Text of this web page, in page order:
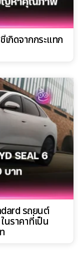
เกิดจากกระแทก
รถยนต์
ราคาที่เป็น